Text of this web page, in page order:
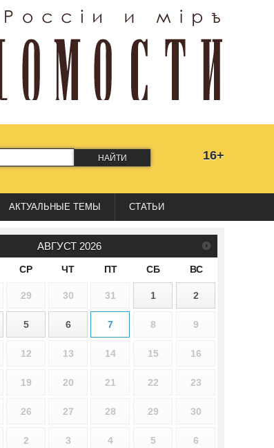
НАЙТИ 16+
АКТУАЛЬНЫЕ ТЕМЫ СТАТЬИ
АВГУСТ 2026
СР ЧТ ПТ СБ ВС
29 30 31 1 2
5 6 7 8 9
12 13 14 15 16
19 20 21 22 23
26 27 28 29 30
2 3 4 5 6